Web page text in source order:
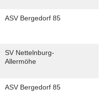
ASV Bergedorf 85
SV Nettelnburg-
Allermöhe
ASV Bergedorf 85